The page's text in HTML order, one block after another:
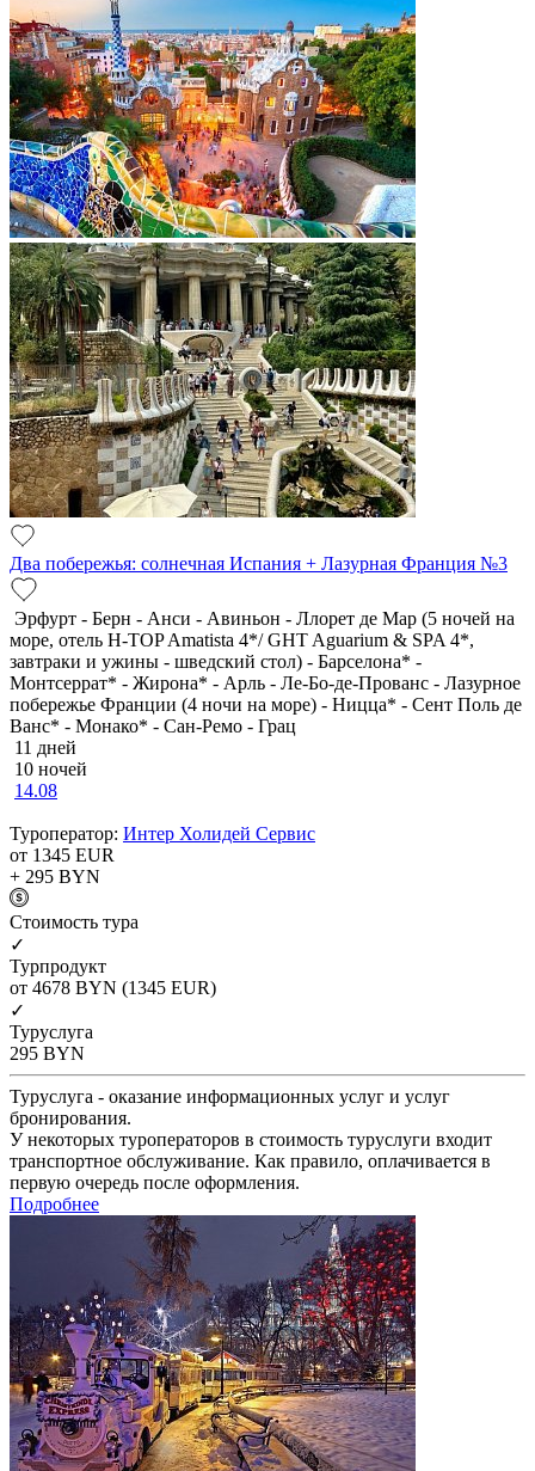
Два побережья: солнечная Испания + Лазурная Франция №3
Эрфурт - Берн - Анси - Авиньон - Ллорет де Мар (5 ночей на
море, отель H-TOP Amatista 4*/ GHT Aguarium & SPA 4*,
завтраки и ужины - шведский стол) - Барселона* -
Монтсеррат* - Жирона* - Арль - Ле-Бо-де-Прованс - Лазурное
побережье Франции (4 ночи на море) - Ницца* - Сент Поль де
Ванс* - Монако* - Сан-Ремо - Грац
11 дней
10 ночей
14.08
Туроператор: Интер Холидей Сервис
от 1345 EUR
+ 295 BYN
Cтоимость тура
✓
Турпродукт
от 4678 BYN (1345 EUR)
✓
Туруслуга
295 BYN
Туруслуга - оказание информационных услуг и услуг
бронирования.
У некоторых туроператоров в стоимость туруслуги входит
транспортное обслуживание. Как правило, оплачивается в
первую очередь после оформления.
Подробнее